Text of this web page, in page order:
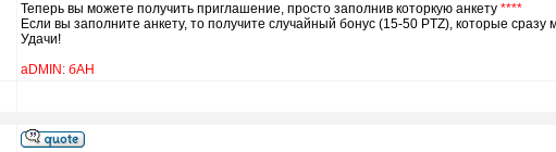
Теперь вы можете получить приглашение, просто заполнив которкую анкету ****
Если вы заполните анкету, то получите случайный бонус (15-50 PTZ), которые
Удачи!
aDMIN: бАН